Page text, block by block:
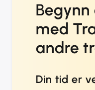
Begynn
med
andre
Din tid er